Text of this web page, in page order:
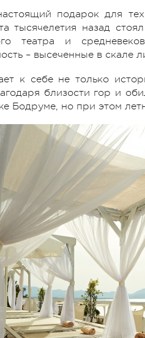
подарок для
тысячелетия назад
театра и
– высеченные в скале
к себе не только
близости гор и
Бодруме, но при этом